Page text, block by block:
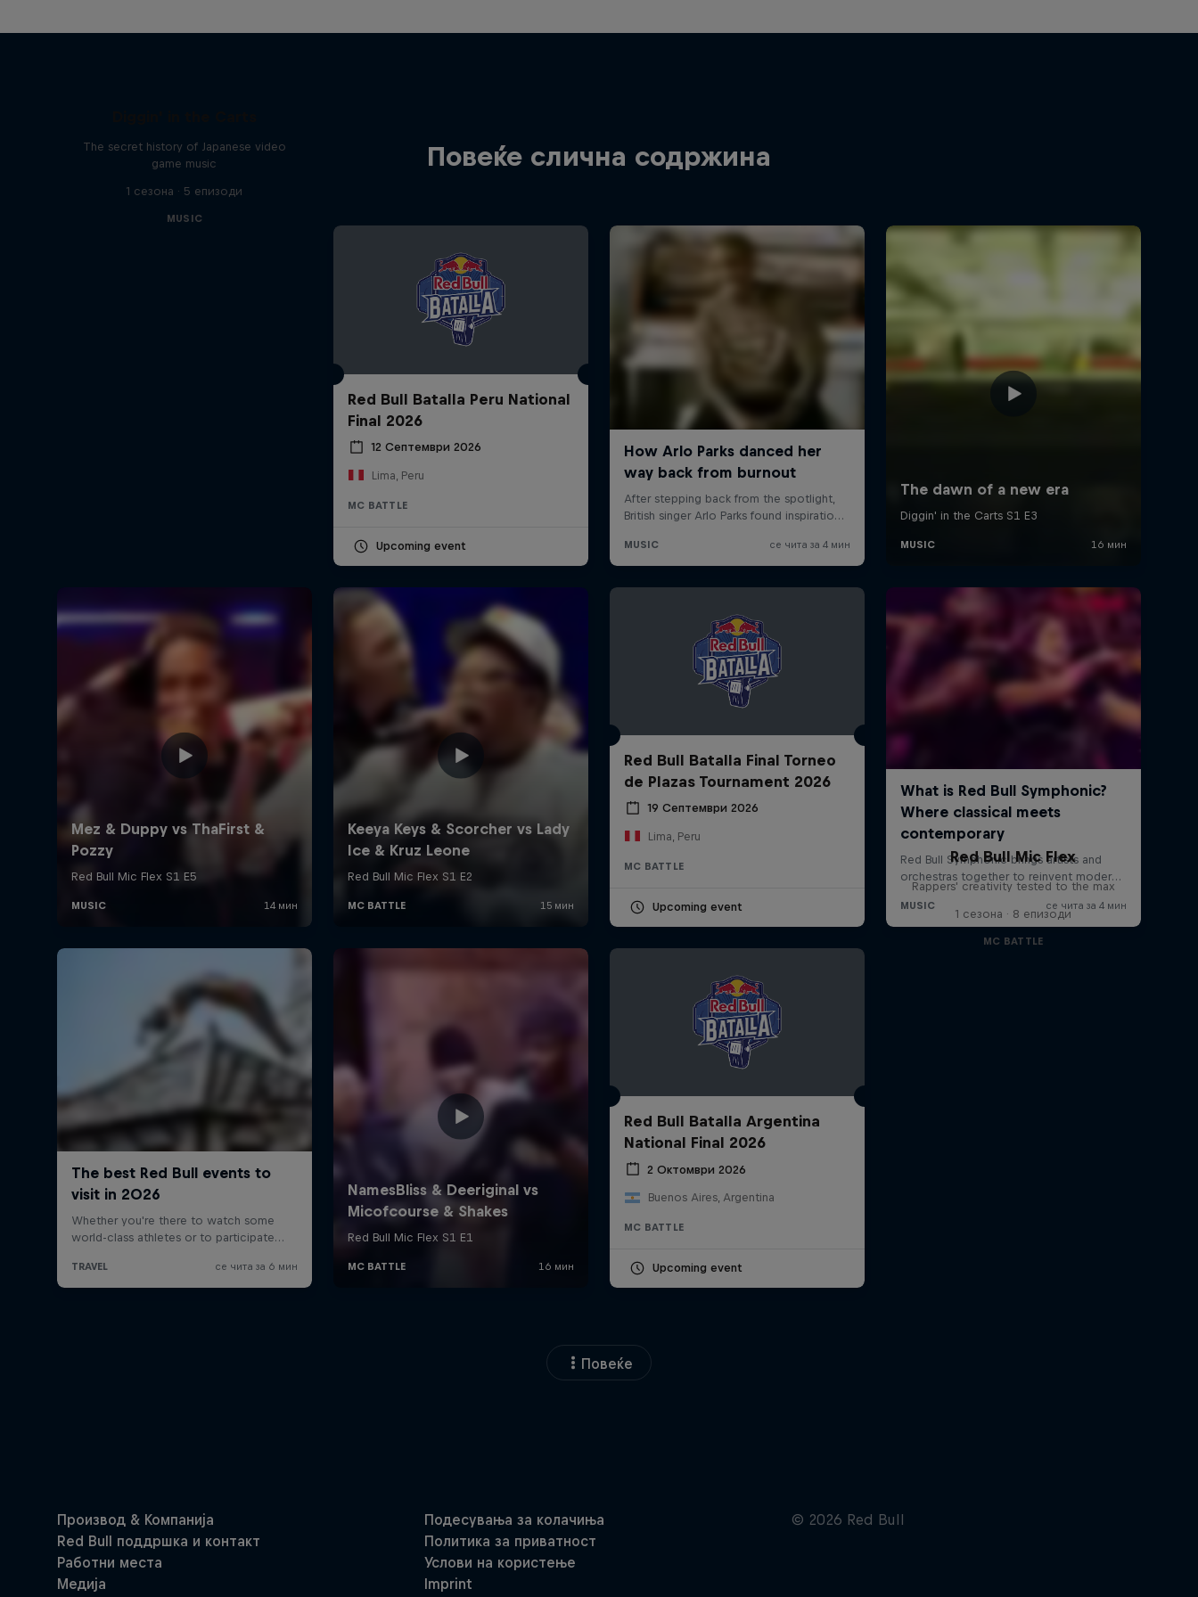
Повеќе слична содржина
The secret history of Japanese video
game music
1 сезона · 5 епизоди
MUSIC
Red Bull Batalla Peru National
Final 2026
12 Септември 2026
Lima, Peru
MC BATTLE
Upcoming event
Red Bull Batalla Final Torneo
de Plazas Tournament 2026
19 Септември 2026
Lima, Peru
MC BATTLE
Upcoming event
Red Bull Batalla Argentina
National Final 2026
2 Октомври 2026
Buenos Aires, Argentina
MC BATTLE
Upcoming event
Red Bull Mic Flex
Rappers' creativity tested to the max
1 сезона · 8 епизоди
MC BATTLE
Повеќе